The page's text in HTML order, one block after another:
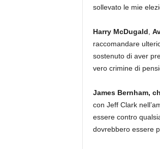
sollevato le mie
Harry McDugald
raccomandare
sostenuto di aver
vero crimine di
James Bernham,
con Jeff Clark
essere contro
dovrebbero essere